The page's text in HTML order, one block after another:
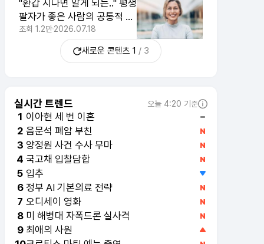
"환갑 지나면 알게 되는.." 평생
팔자가 좋은 사람의 공통적 습
관 1위
조회 1.2만2026.07.18
새로운 콘텐츠 1 / 3
실시간 트렌드 오늘 4:20 기준
1 이아현 세 번 이혼
2 음문석 폐암 부친
3 양정원 사건 수사 무마
4 국고채 입찰담합
5 입추
6 정부 AI 기본의료 전략
7 오디세이 영화
8 미 해병대 자폭드론 실사격
9 최애의 사원